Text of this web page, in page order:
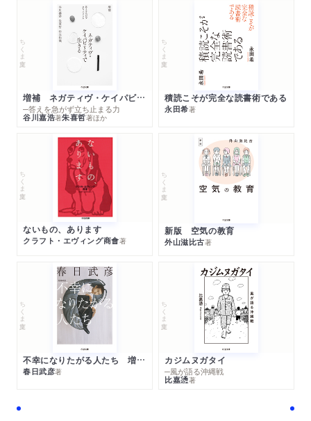
ちくま文庫
増補 ネガティヴ・ケイパビリティで生きる
─答えを急がず立ち止まる力
谷川嘉浩著朱喜哲著ほか
ちくま文庫
積読こそが完全な読書術である
永田希著
ちくま文庫
ないもの、あります
クラフト・エヴィング商會著
ちくま文庫
新版 空気の教育
外山滋比古著
ちくま文庫
不幸になりたがる人たち 増補新版
春日武彦著
ちくま文庫
カジムヌガタイ
─風が語る沖縄戦
比嘉慂著